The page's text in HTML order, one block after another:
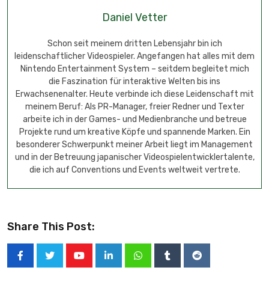
Daniel Vetter
Schon seit meinem dritten Lebensjahr bin ich
leidenschaftlicher Videospieler. Angefangen hat alles mit dem
Nintendo Entertainment System – seitdem begleitet mich
die Faszination für interaktive Welten bis ins
Erwachsenenalter. Heute verbinde ich diese Leidenschaft mit
meinem Beruf: Als PR-Manager, freier Redner und Texter
arbeite ich in der Games- und Medienbranche und betreue
Projekte rund um kreative Köpfe und spannende Marken. Ein
besonderer Schwerpunkt meiner Arbeit liegt im Management
und in der Betreuung japanischer Videospielentwicklertalente,
die ich auf Conventions und Events weltweit vertrete.
Share This Post: